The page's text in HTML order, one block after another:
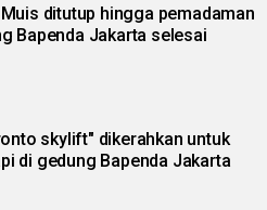
ditutup hingga pemadaman
Bapenda Jakarta selesai
skylift" dikerahkan untuk
di gedung Bapenda Jakarta